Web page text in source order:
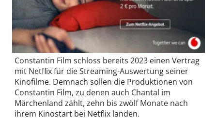
Constantin Film schloss bereits 2023 einen Vertrag
mit Netflix für die Streaming-Auswertung seiner
Kinofilme. Demnach sollen die Produktionen von
Constantin Film, zu denen auch Chantal im
Märchenland zählt, zehn bis zwölf Monate nach
ihrem Kinostart bei Netflix landen.